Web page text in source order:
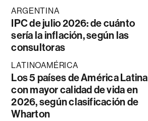
ARGENTINA
IPC de julio 2026: de cuánto
sería la inflación, según las
consultoras
LATINOAMÉRICA
Los 5 países de América Latina
con mayor calidad de vida en
2026, según clasificación de
Wharton